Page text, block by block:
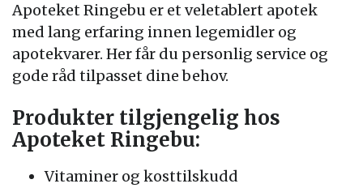
Apoteket Ringebu er et veletablert apotek
med lang erfaring innen legemidler og
apotekvarer. Her får du personlig service og
gode råd tilpasset dine behov.
Produkter tilgjengelig hos
Apoteket Ringebu:
Vitaminer og kosttilskudd